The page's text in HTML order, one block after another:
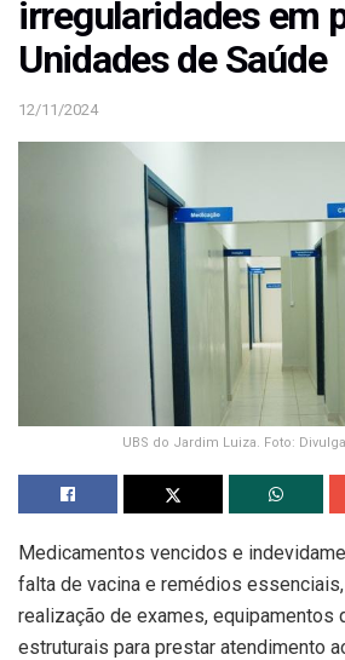
irregularidades em
Unidades de Saúde
12/11/2024
UBS do Jardim Luiza. Foto:
Medicamentos vencidos e
falta de vacina e remédios
realização de exames, equipamentos
estruturais para prestar atendimento